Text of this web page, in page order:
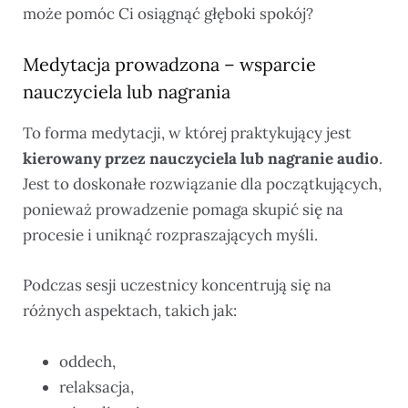
może pomóc Ci osiągnąć głęboki spokój?
Medytacja prowadzona – wsparcie
nauczyciela lub nagrania
To forma medytacji, w której praktykujący jest
kierowany przez nauczyciela lub nagranie audio.
Jest to doskonałe rozwiązanie dla początkujących,
ponieważ prowadzenie pomaga skupić się na
procesie i uniknąć rozpraszających myśli.
Podczas sesji uczestnicy koncentrują się na
różnych aspektach, takich jak:
oddech,
relaksacja,